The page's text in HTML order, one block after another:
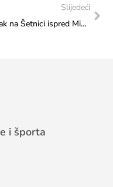
Slijedeći
Utorak na Šetnici ispred Ministarstva uz Ajdina Osmanovića, čudo od djeteta
i športa